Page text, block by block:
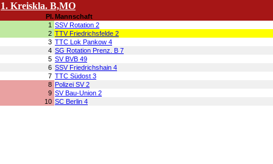
1. Kreiskla. B,MO
Pl.Mannschaft
1 SSV Rotation 2
2 TTV Friedrichsfelde 2
3 TTC Lok Pankow 4
4 SG Rotation Prenz. B 7
5 SV BVB 49
6 SSV Friedrichshain 4
7 TTC Südost 3
8 Polizei SV 2
9 SV Bau-Union 2
10 SC Berlin 4